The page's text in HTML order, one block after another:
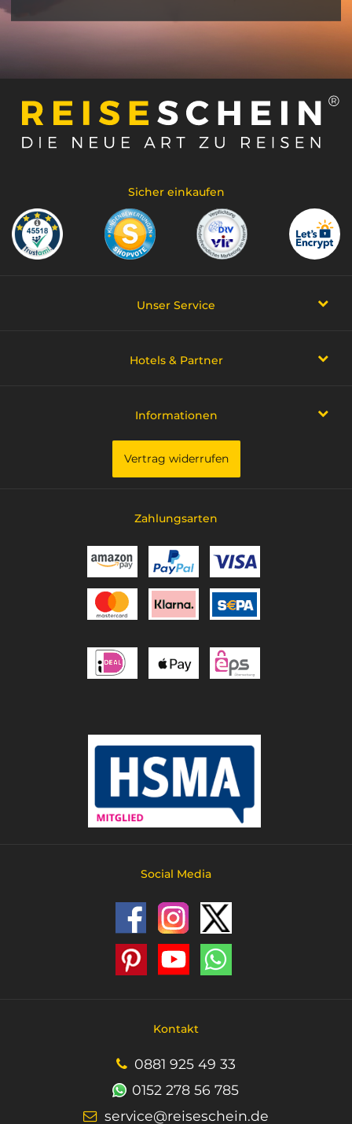
Sicher einkaufen
Unser Service
Hotels & Partner
Informationen
Vertrag widerrufen
Zahlungsarten
Social Media
Kontakt
0881 925 49 33
0152 278 56 785
service@reiseschein.de